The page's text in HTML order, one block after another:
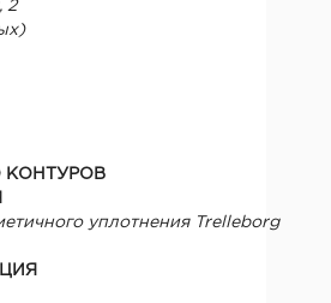
2
КОНТУРОВ
уплотнения Trelleborg